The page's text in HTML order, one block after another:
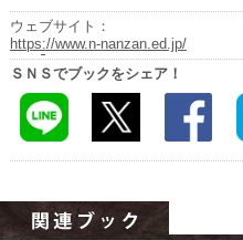
ウェブサイト：
https://www.n-nanzan.ed.jp/
ＳＮＳでブックをシェア！
明治日本の産業革命遺産
長崎と天草地方の潜伏キリ
関連遺産
大学・専門学校ナビ
ハイスクールナビ